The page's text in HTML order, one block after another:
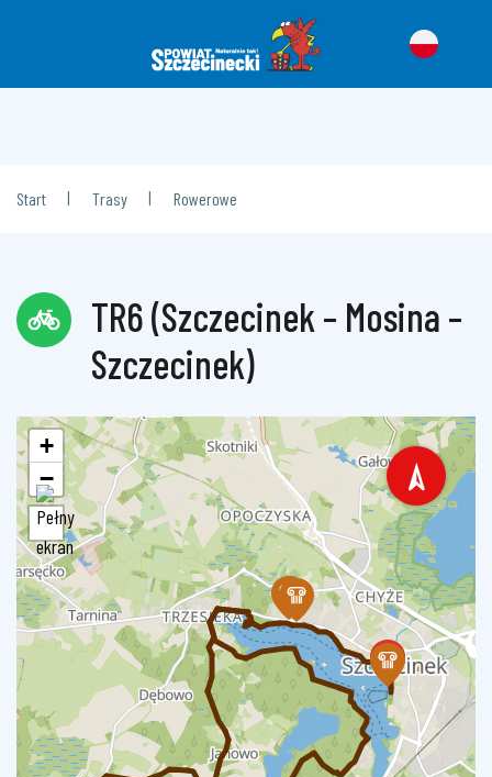
Start | Trasy | Rowerowe
TR6 (Szczecinek – Mosina –
Szczecinek)
+
−